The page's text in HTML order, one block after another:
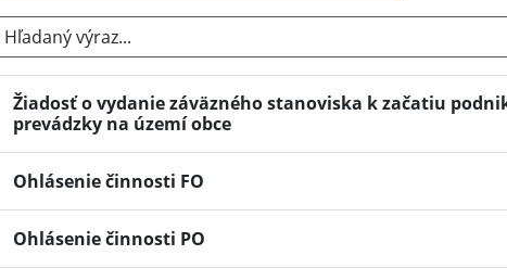
Hľadaný výraz...
Žiadosť o vydanie záväzného stanoviska k začatiu
prevádzky na území obce
Ohlásenie činnosti FO
Ohlásenie činnosti PO